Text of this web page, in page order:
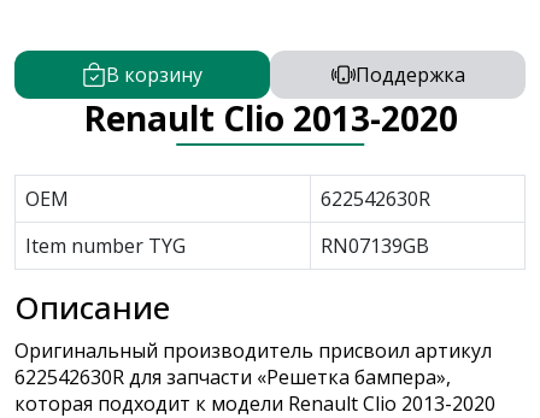
В корзину Поддержка
Renault Clio 2013-2020
OEM
622542630R
Item number TYG
RN07139GB
Описание
Оригинальный производитель присвоил артикул
622542630R для запчасти «Решетка бампера»,
которая подходит к модели Renault Clio 2013-2020